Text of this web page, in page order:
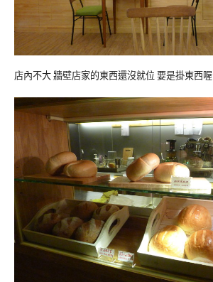
店內不大 牆壁店家的東西還沒就位 要是掛東西喔